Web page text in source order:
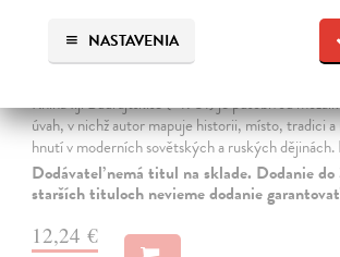
NASTAVENIA
Disidenti mezi disidenty
Kniha Ilji Budrajtskise (* 1981) je působivou
úvah, v nichž autor mapuje historii, místo, tradici
hnutí v moderních sovětských a ruských
Dodávateľ nemá titul na sklade. Dodanie
starších tituloch nevieme dodanie
12,24 €